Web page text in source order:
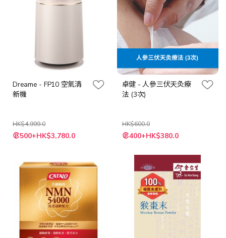
Dreame - FP10 空氣清
新機
HK$4,999.0
特
殊 500+HK$3,780.0
卓健 - 人參三伏天灸療
法 (3次)
HK$600.0
特
殊 400+HK$380.0